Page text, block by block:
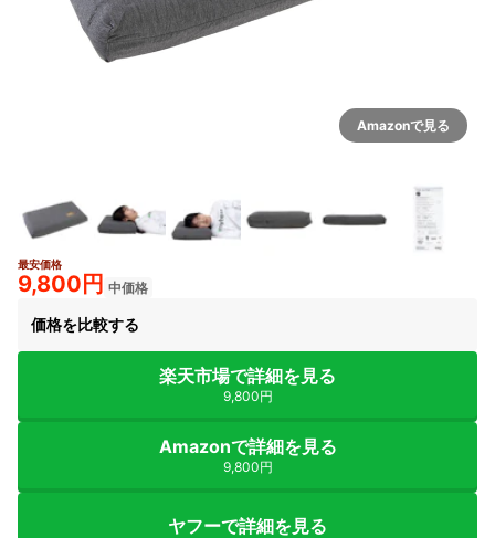
Amazonで見る
最安価格
9,800円 中価格
価格を比較する
楽天市場で詳細を見る
9,800円
Amazonで詳細を見る
9,800円
ヤフーで詳細を見る